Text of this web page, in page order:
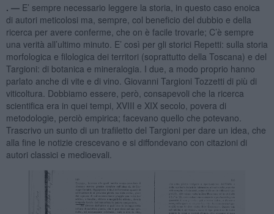
. — E’ sempre necessario leggere la storia, in questo caso enoica
di autori meticolosi ma, sempre, col beneficio del dubbio e della
ricerca per avere conferme, che on è facile trovarle; C’è sempre
una verità all’ultimo minuto. E’ così per gli storici Repetti: sulla storia
morfologica e filologica dei territori (soprattutto della Toscana) e del
Targioni: di botanica e mineralogia. I due, a modo proprio hanno
parlato anche di vite e di vino. Giovanni Targioni Tozzetti di più di
viticoltura. Dobbiamo essere, però, consapevoli che la ricerca
scientifica era in quei tempi, XVIII e XIX secolo, povera di
metodologie, perciò empirica; facevano quello che potevano.
Trascrivo un sunto di un trafiletto del Targioni per dare un idea, che
alla fine le notizie crescevano e si diffondevano con citazioni di
autori classici e medioevali.